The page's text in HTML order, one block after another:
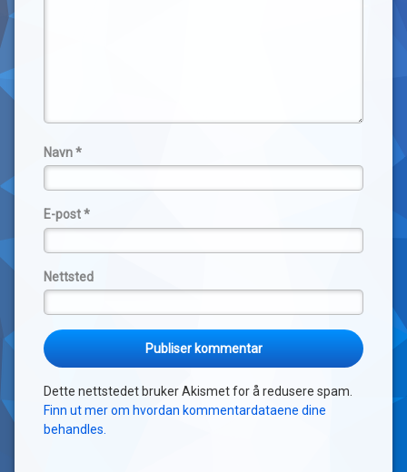
Navn*
E-post*
Nettsted
Dette nettstedet bruker Akismet for å redusere spam.
Finn ut mer om hvordan kommentardataene dine
behandles.